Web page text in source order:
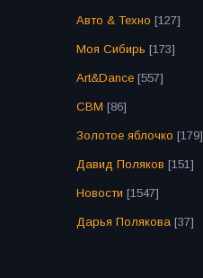
Авто & Техно [127]
Моя Сибирь [173]
Art&Dance [557]
СВМ [86]
Золотое яблочко [179]
Давид Поляков [151]
Новости [1547]
Дарья Полякова [37]